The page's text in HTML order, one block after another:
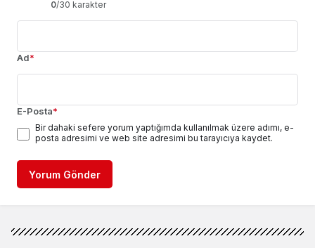
0/30 karakter
Ad*
E-Posta*
Bir dahaki sefere yorum yaptığımda kullanılmak üzere adımı, e-
posta adresimi ve web site adresimi bu tarayıcıya kaydet.
Yorum Gönder